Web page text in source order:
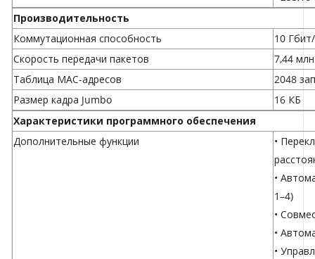
Производительность
Коммутационная способность
10
Скорость передачи пакетов
7,44
Таблица МАС-адресов
2048
Размер кадра Jumbo
16 КБ
Характеристики программного обеспечения
Дополнительные функции
•
•
1–4)
•
•
•